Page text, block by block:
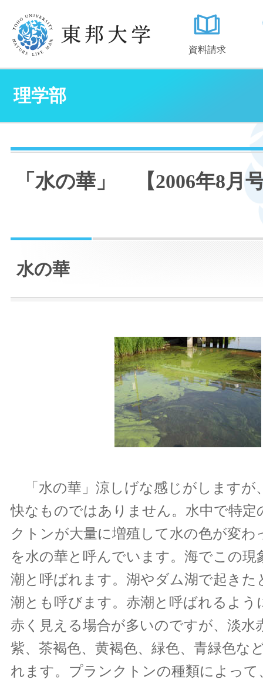
資料請求
理学部
「水の華」 【2006年8月
水の華
「水の華」涼しげな感じがしますが
快なものではありません。水中で特定
クトンが大量に増殖して水の色が変わ
を水の華と呼んでいます。海でこの現
潮と呼ばれます。湖やダム湖で起きた
潮とも呼びます。赤潮と呼ばれるよう
赤く見える場合が多いのですが、淡水
紫、茶褐色、黄褐色、緑色、青緑色な
れます。プランクトンの種類によって